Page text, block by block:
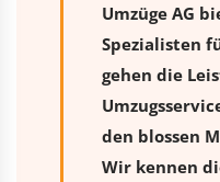
Umzüge AG
Spezialisten
gehen die
den blossen
Wir kennen